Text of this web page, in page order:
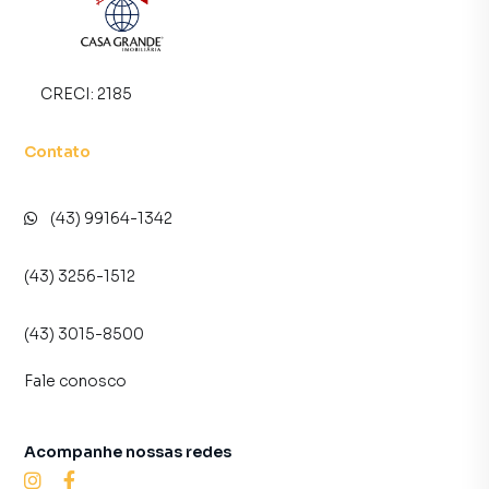
CRECI: 2185
Contato
(43) 99164-1342
(43) 3256-1512
(43) 3015-8500
Fale conosco
Acompanhe nossas redes